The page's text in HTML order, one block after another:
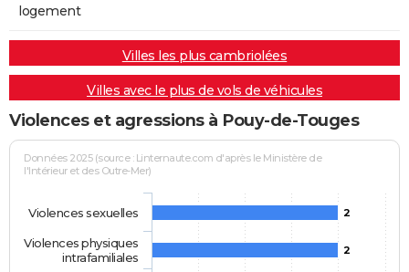
logement
Villes les plus cambriolées
Villes avec le plus de vols de véhicules
Violences et agressions à Pouy-de-Touges
Données 2025 (source : Linternaute.com d'après le Ministère de
l'Intérieur et des Outre-Mer)
2
2
Violences sexuelles
Violences physiques
intrafamiliales